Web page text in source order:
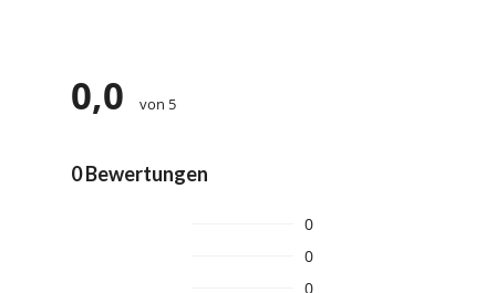
0,0 von 5
0 Bewertungen
0
0
0